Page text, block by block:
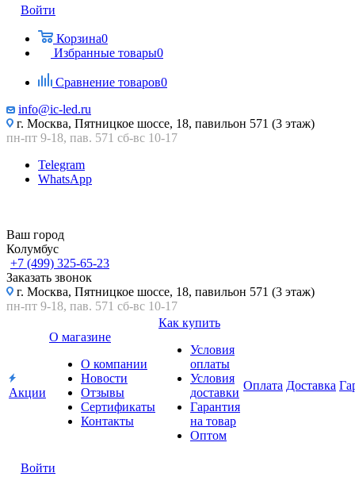
Войти
Корзина0
Избранные товары0
Сравнение товаров0
info@ic-led.ru
г. Москва, Пятницкое шоссе, 18, павильон 571 (3 этаж)
пн-пт 9-18, пав. 571 сб-вс 10-17
Telegram
WhatsApp
Ваш город
Колумбус
+7 (499) 325-65-23
Заказать звонок
г. Москва, Пятницкое шоссе, 18, павильон 571 (3 этаж)
пн-пт 9-18, пав. 571 сб-вс 10-17
Акции
О магазине
О компании
Новости
Отзывы
Сертификаты
Контакты
Как купить
Условия
оплаты
Условия
доставки
Гарантия
на товар
Оптом
Оплата Доставка
Войти